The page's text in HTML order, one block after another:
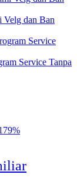
Velg dan Ban
Service Tanpa